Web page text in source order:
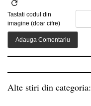
Tastati codul din
imagine (doar cifre)
Alte stiri din categoria: